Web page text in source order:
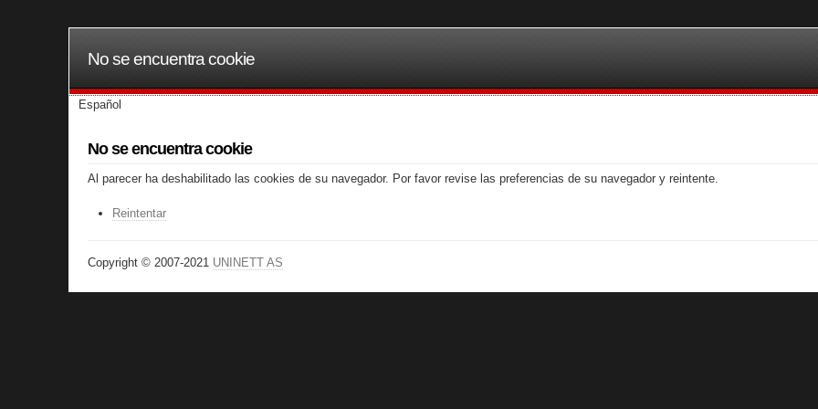
No se encuentra cookie
Español
No se encuentra cookie
Al parecer ha deshabilitado las cookies de su navegador. Por favor revise las preferencias de su navegador y reintente.
Reintentar
Copyright © 2007-2021 UNINETT AS